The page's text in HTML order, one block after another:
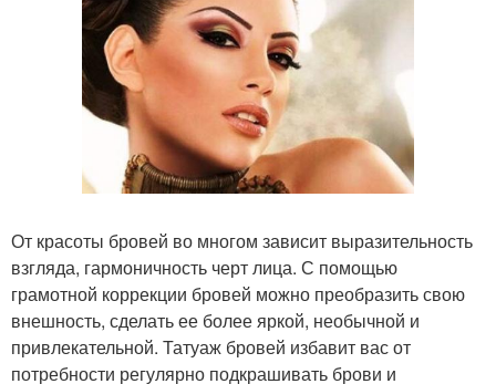
От красоты бровей во многом зависит выразительность
взгляда, гармоничность черт лица. С помощью
грамотной коррекции бровей можно преобразить свою
внешность, сделать ее более яркой, необычной и
привлекательной. Татуаж бровей избавит вас от
потребности регулярно подкрашивать брови и